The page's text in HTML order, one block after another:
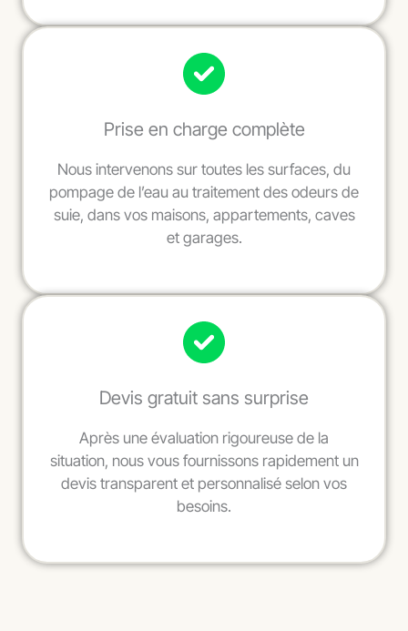
Prise en charge complète
Nous intervenons sur toutes les surfaces, du
pompage de l’eau au traitement des odeurs de
suie, dans vos maisons, appartements, caves
et garages.
Devis gratuit sans surprise
Après une évaluation rigoureuse de la
situation, nous vous fournissons rapidement un
devis transparent et personnalisé selon vos
besoins.